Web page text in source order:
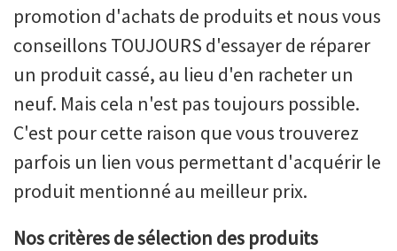
promotion d'achats de produits et nous vous
conseillons TOUJOURS d'essayer de réparer
un produit cassé, au lieu d'en racheter un
neuf. Mais cela n'est pas toujours possible.
C'est pour cette raison que vous trouverez
parfois un lien vous permettant d'acquérir le
produit mentionné au meilleur prix.
Nos critères de sélection des produits